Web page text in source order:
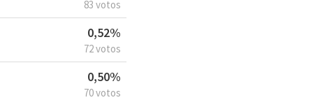
83 votos
0,52%
72 votos
0,50%
70 votos